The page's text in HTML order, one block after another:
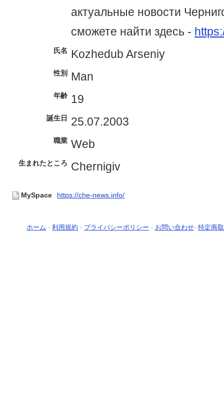
актуальные новости
сможете найти здесь -
氏名 Kozhedub Arseniy
性別 Man
年齢 19
誕生日 25.07.2003
職業 Web
生まれたところ Chernigiv
MySpace https://che-news.info/
ホーム - 利用規約 - プライバシーポリシー - お問い合わせ- 特定商